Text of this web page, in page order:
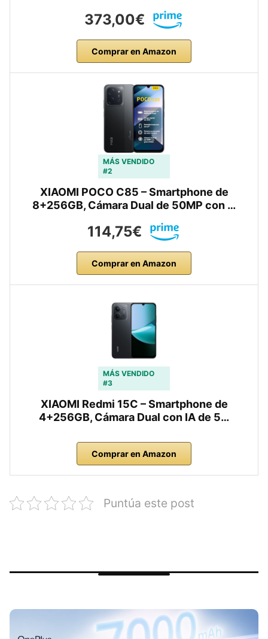
373,00€
Comprar en Amazon
MÁS VENDIDO
#2
XIAOMI POCO C85 – Smartphone de
8+256GB, Cámara Dual de 50MP con …
114,75€
Comprar en Amazon
MÁS VENDIDO
#3
XIAOMI Redmi 15C – Smartphone de
4+256GB, Cámara Dual con IA de 5…
Comprar en Amazon
Puntúa este post